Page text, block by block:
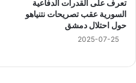
تعرف على القدرات الدفاعية
السورية عقب تصريحات نتنياهو
حول احتلال دمشق
2025-07-25